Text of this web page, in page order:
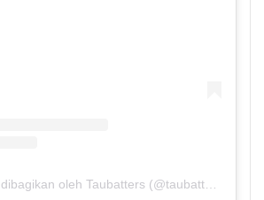
Sebuah kiriman dibagikan oleh Taubatters (@taubatters)